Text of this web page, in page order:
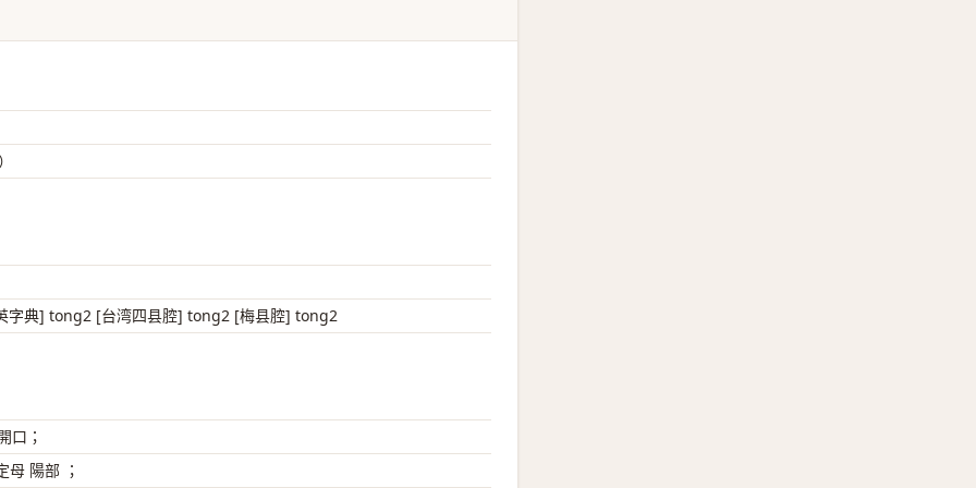
典] tong2 [台湾四县腔] tong2 [梅县腔] tong2
口；
母 陽部 ；